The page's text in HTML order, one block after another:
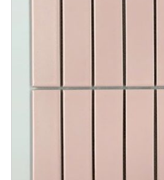
là công ty chuyên
và gạch trang trí với nhiều mẫu
đáo, mới lạ phù hợp với xu